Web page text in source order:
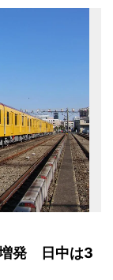
増発 日中は3